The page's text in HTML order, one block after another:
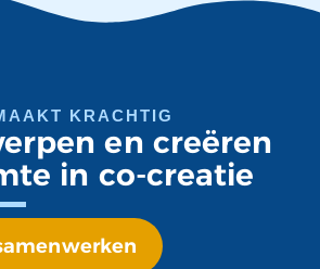
KRACHTIG
en creëren
in co-creatie